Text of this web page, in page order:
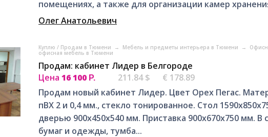
помещениях, а также для организации камер
Олег Анатольевич
Куплю / Продам в Тюмени → Мебель и предметы интерьера в Тюмени →
офисная мебель в Тюмени
Продам: кабинет Лидер в Белгороде
Цена 16 100 Р. 211.84 $
€ 178.89
Продам новый кабинет Лидер. Цвет Орех Пегас.
пВХ 2 и 0,4 мм., стекло тонированное. Стол
дверью 900х450х540 мм. Приставка 900х670х750 мм.
бумаг и одежды, тумба...